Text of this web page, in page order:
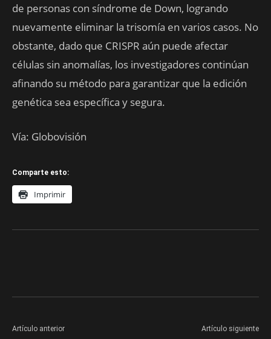
de personas con síndrome de Down, logrando
nuevamente eliminar la trisomía en varios casos. No
obstante, dado que CRISPR aún puede afectar
células sin anomalías, los investigadores continúan
afinando su método para garantizar que la edición
genética sea específica y segura.
Vía: Globovisión
Comparte esto:
Imprimir
Artículo anterior Artículo siguiente